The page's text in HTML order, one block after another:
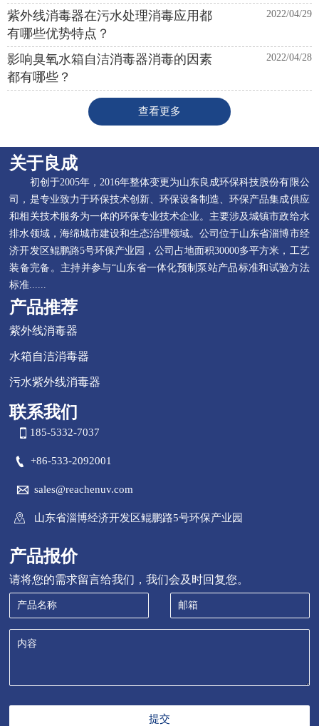
紫外线消毒器在污水处理消毒应用都
有哪些优势特点？
2022/04/29
影响臭氧水箱自洁消毒器消毒的因素
都有哪些？
2022/04/28
查看更多
关于良成
初创于2005年，2016年整体变更为山东良成环保科技股份有限公
司，是专业致力于环保技术创新、环保设备制造、环保产品集成供应
和相关技术服务为一体的环保专业技术企业。主要涉及城镇市政给水
排水领域，海绵城市建设和生态治理领域。公司位于山东省淄博市经
济开发区鲲鹏路5号环保产业园，公司占地面积30000多平方米，工艺
装备完备。主持并参与“山东省一体化预制泵站产品标准和试验方法
标准......
产品推荐
紫外线消毒器
水箱自洁消毒器
污水紫外线消毒器
联系我们
 185-5332-7037
 +86-533-2092001
 sales@reachenuv.com
 山东省淄博经济开发区鲲鹏路5号环保产业园
产品报价
请将您的需求留言给我们，我们会及时回复您。
提交